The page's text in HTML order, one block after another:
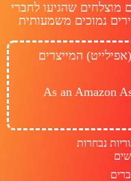
מוצלחים שהגיעו לחברי
נמוכים משמעותית
המייצרים
As an Amazon
נבחרות